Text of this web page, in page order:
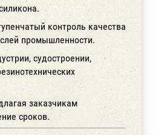
контроль качества
промышленности.
судостроении,
заказчикам
сроков.